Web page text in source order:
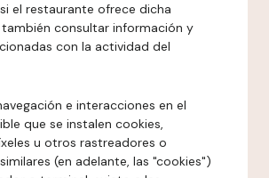
el restaurante ofrece dicha
consultar información y
con la actividad del
e interacciones en el
que se instalen cookies,
u otros rastreadores o
(en adelante, las "cookies")